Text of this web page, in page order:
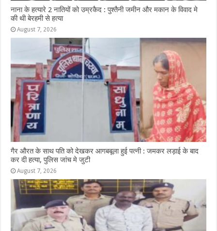
नाना के हत्यारे 2 नातियों को उम्रकैद : पुश्तैनी जमीन और मकान के विवाद मे
की थी बेरहमी से हत्या
August 7, 2026
गैर औरत के साथ पति को देखकर आगबबूला हुई पत्नी : जमकर लड़ाई के बाद
कर दी हत्या, पुलिस जांच मे जुटी
August 7, 2026